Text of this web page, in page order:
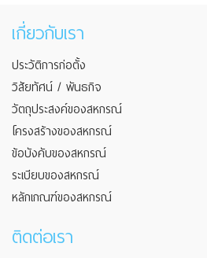
เกี่ยวกับเรา
ประวัติการก่อตั้ง
วิสัยทัศน์ / พันธกิจ
วัตถุประสงค์ของสหกรณ์
โครงสร้างของสหกรณ์
ข้อบังคับของสหกรณ์
ระเบียบของสหกรณ์
หลักเกณฑ์ของสหกรณ์
ติดต่อเรา